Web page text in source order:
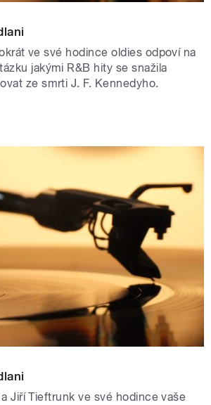
ve své hodince oldies odpoví na
jakými R&B hity se snažila
ze smrti J. F. Kennedyho.
Jiří Tieftrunk ve své hodince vaše